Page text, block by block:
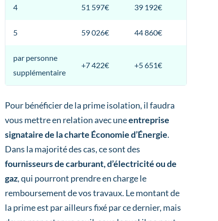
4 51 597€ 39 192€
5 59 026€ 44 860€
par personne
supplémentaire
+7 422€ +5 651€
Pour bénéficier de la prime isolation, il faudra
vous mettre en relation avec uneentreprise
signataire de la charte Économie d’Énergie.
Dans la majorité des cas, ce sont des
fournisseurs de carburant, d’électricité ou de
gaz, qui pourront prendre en charge le
remboursement de vos travaux. Le montant de
la prime est par ailleurs fixé par ce dernier, mais